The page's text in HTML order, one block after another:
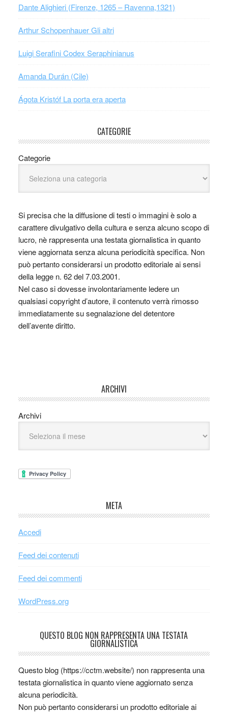
Dante Alighieri (Firenze, 1265 – Ravenna,1321)
Arthur Schopenhauer Gli altri
Luigi Serafini Codex Seraphinianus
Amanda Durán (Cile)
Ágota Kristóf La porta era aperta
CATEGORIE
Categorie
Si precisa che la diffusione di testi o immagini è solo a
carattere divulgativo della cultura e senza alcuno scopo di
lucro, nè rappresenta una testata giornalistica in quanto
viene aggiornata senza alcuna periodicità specifica. Non
può pertanto considerarsi un prodotto editoriale ai sensi
della legge n. 62 del 7.03.2001.
Nel caso si dovesse involontariamente ledere un
qualsiasi copyright d’autore, il contenuto verrà rimosso
immediatamente su segnalazione del detentore
dell’avente diritto.
ARCHIVI
Archivi
META
Accedi
Feed dei contenuti
Feed dei commenti
WordPress.org
QUESTO BLOG NON RAPPRESENTA UNA TESTATA
GIORNALISTICA
Questo blog (https://cctm.website/) non rappresenta una
testata giornalistica in quanto viene aggiornato senza
alcuna periodicità.
Non può pertanto considerarsi un prodotto editoriale ai